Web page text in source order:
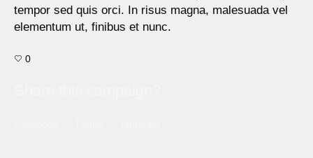
tempor sed quis orci. In risus magna, malesuada vel
elementum ut, finibus et nunc.
0